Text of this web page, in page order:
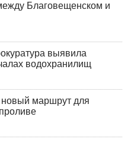
Благовещенском и
выявила
водохранилищ
маршрут для